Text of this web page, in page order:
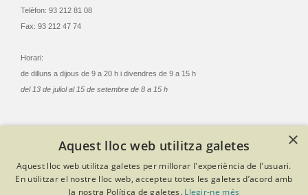
Telèfon: 93 212 81 08
Fax: 93 212 47 74
Horari:
de dilluns a dijous de 9 a 20 h i divendres de 9 a 15 h
del 13 de juliol al 15 de setembre de 8 a 15 h
© Col·legi Oficial Infermeres i Infermers de Barcelona
Criteris de privacitat
Política de cookies
Avís legal
Política de protecció de dades
Política de qualitat
×
Aquest lloc web utilitza galetes
Aquest lloc web utilitza galetes per millorar l'experiència de l'usuari.
En utilitzar el nostre lloc web, accepteu totes les galetes d’acord amb
la nostra Política de galetes. Llegir-ne més